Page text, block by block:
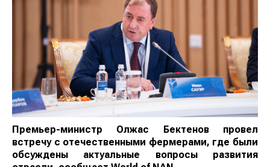
Премьер-министр Олжас Бектенов провел
встречу с отечественными фермерами, где были
обсуждены актуальные вопросы развития